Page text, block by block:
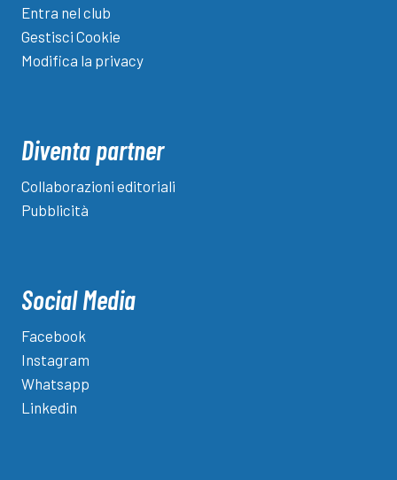
Entra nel club
Gestisci Cookie
Modifica la privacy
Diventa partner
Collaborazioni editoriali
Pubblicità
Social Media
Facebook
Instagram
Whatsapp
Linkedin